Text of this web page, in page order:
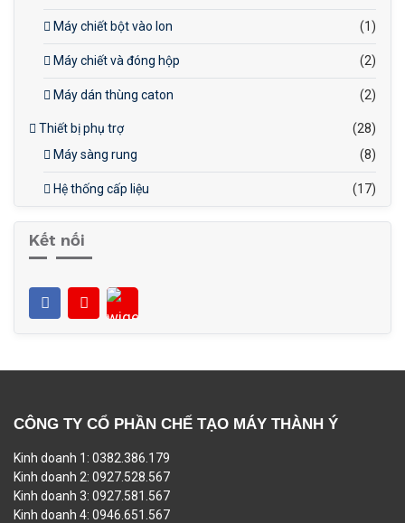
Máy chiết bột vào lon (1)
Máy chiết và đóng hộp (2)
Máy dán thùng caton (2)
Thiết bị phụ trợ
(28)
Máy sàng rung
(8)
Hệ thống cấp liệu (17)
Kết nối
CÔNG TY CỔ PHẦN CHẾ TẠO MÁY THÀNH Ý
Kinh doanh 1: 0382.386.179
Kinh doanh 2: 0927.528.567
Kinh doanh 3: 0927.581.567
Kinh doanh 4: 0946.651.567